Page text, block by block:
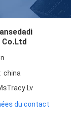
Co.Ltd
china
Lv
du contact